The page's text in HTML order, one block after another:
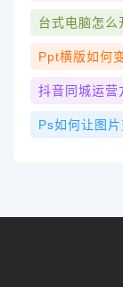
台式电脑怎么
Ppt横版如何
抖音同城运营
Ps如何让图